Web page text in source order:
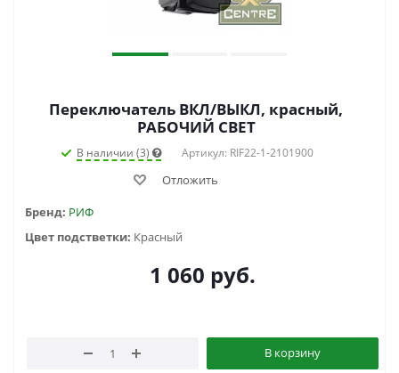
Переключатель ВКЛ/ВЫКЛ, красный,
РАБОЧИЙ СВЕТ
В наличии (3) Артикул: RIF22-1-2101900
Отложить
Бренд: РИФ
Цвет подстветки: Красный
1 060 руб.
В корзину